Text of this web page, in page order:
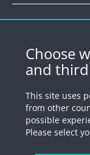
Newsletter
Register for our
Register
© 2026 by Swiss
Choose
and
This site uses
from other
possible
Please select